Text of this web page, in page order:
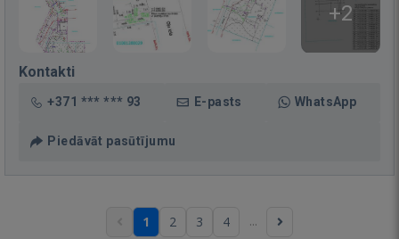
+2
Kontakti
+371 *** *** 93 E-pasts WhatsApp
Piedāvāt pasūtījumu
1 2 3 4 ...